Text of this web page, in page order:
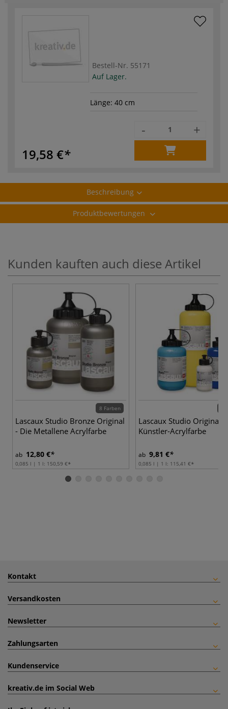
Bestell-Nr. 55171
Auf Lager.
Länge: 40 cm
19,58 €
- +
Beschreibung
Produktbewertungen
Kunden kauften auch diese Artikel
8 Farben
Lascaux Studio Bronze Original
- Die Metallene Acrylfarbe
ab 12,80 €
0,085 l | 1 l: 150,59 €
Lascaux Studio Original
Künstler-Acrylfarbe
ab 9,81 €
0,085 l | 1 l: 115,41 €
Kontakt
Versandkosten
Newsletter
Zahlungsarten
Kundenservice
kreativ.de im Social Web